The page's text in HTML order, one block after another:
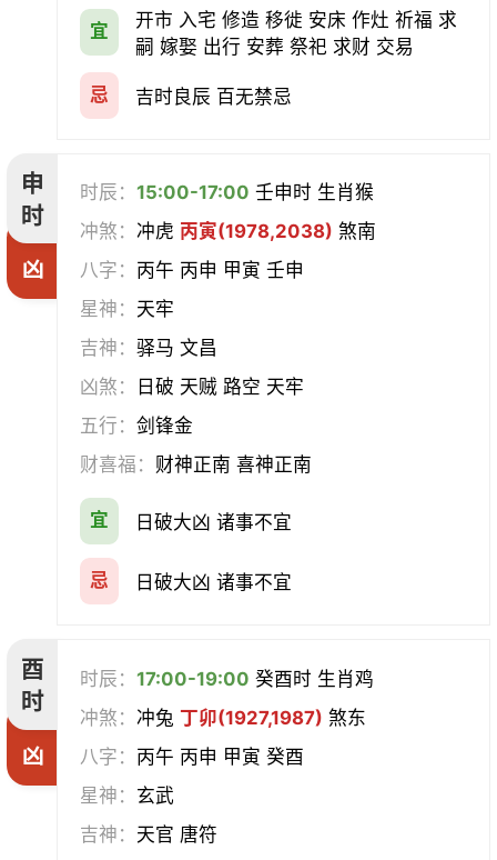
宜
开市 入宅 修造 移徙 安床 作灶 祈福 求
嗣 嫁娶 出行 安葬 祭祀 求财 交易
忌 吉时良辰 百无禁忌
申
时
凶
时辰：15:00-17:00 壬申时 生肖猴
冲煞：冲虎 丙寅(1978,2038) 煞南
八字： 丙午 丙申 甲寅 壬申
星神： 天牢
吉神：驿马 文昌
凶煞：
日破 天贼 路空 天牢
五行：剑锋金
财喜福： 财神正南 喜神正南
宜 日破大凶 诸事不宜
忌 日破大凶 诸事不宜
酉
时
凶
时辰：17:00-19:00 癸酉时 生肖鸡
冲煞：冲兔 丁卯(1927,1987) 煞东
八字： 丙午 丙申 甲寅 癸酉
星神： 玄武
吉神： 天官 唐符